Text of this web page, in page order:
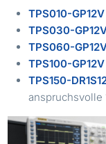
TPS010-
TPS030-
TPS060-
TPS100-
TPS150-
anspruchsvolle